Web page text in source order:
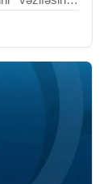
əməliyyat
həyata
institusional
və idarəetmə
qazandığı